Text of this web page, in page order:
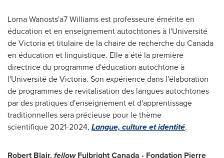
Lorna Wanosts'a7 Williams est professeure émérite en
éducation et en enseignement autochtones à l'Université
deVictoriaet titulaire de la chaire de recherche du Canada
en éducation et linguistique. Elle a été la première
directrice du programme d'éducation autochtone à
l'Université deVictoria. Son expérience dans l'élaboration
de programmes de revitalisation des langues autochtones
par des pratiques d'enseignement et d'apprentissage
traditionnelles sera précieuse pour le thème
scientifique 2021-2024, Langue, culture et identité.
Robert Blair,fellowFulbrightCanada - Fondation Pierre